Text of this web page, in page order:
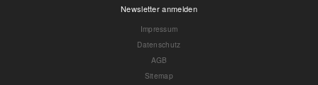
Newsletter anmelden
Impressum
Datenschutz
AGB
Sitemap